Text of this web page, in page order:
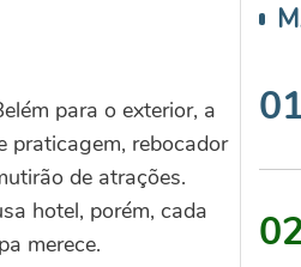
para o exterior, a
praticagem, rebocador
de atrações.
hotel, porém, cada
merece.